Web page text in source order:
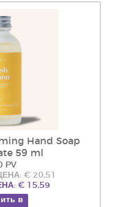
Hand Soap
59 ml
PV
€ 20,51
€ 15,59
в